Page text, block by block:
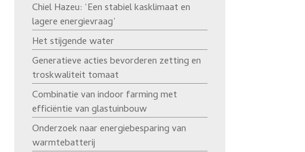
Chiel Hazeu: ‘Een stabiel kasklimaat en
lagere energievraag’
Het stijgende water
Generatieve acties bevorderen zetting en
troskwaliteit tomaat
Combinatie van indoor farming met
efficiëntie van glastuinbouw
Onderzoek naar energiebesparing van
warmtebatterij